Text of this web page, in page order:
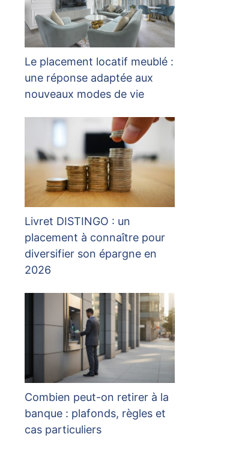
Le placement locatif meublé :
une réponse adaptée aux
nouveaux modes de vie
Livret DISTINGO : un
placement à connaître pour
diversifier son épargne en
2026
Combien peut-on retirer à la
banque : plafonds, règles et
cas particuliers